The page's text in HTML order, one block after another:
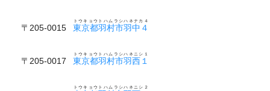
〒205-0015 東京都羽村市羽中４
トウキョウトハムラシハネナカ４
〒205-0017 東京都羽村市羽西１
トウキョウトハムラシハネニシ１
トウキョウトハムラシハネニシ２